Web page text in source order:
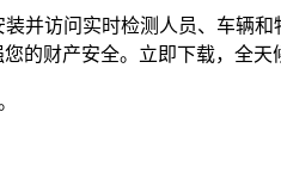
并访问实时检测人员、车辆
的财产安全。立即下载，全天